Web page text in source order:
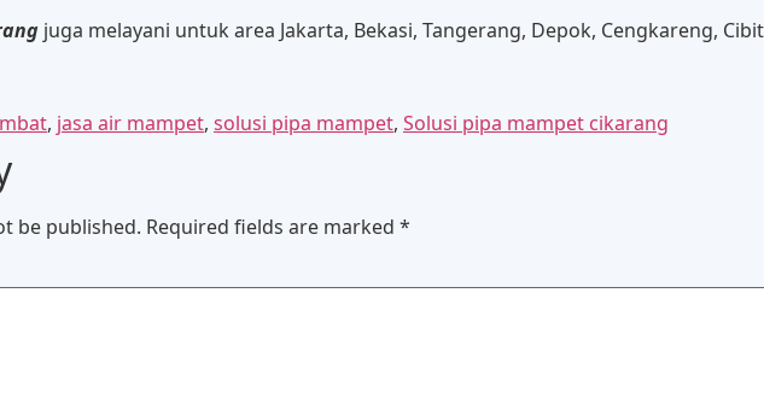
juga melayani untuk area Jakarta, Bekasi, Tangerang, Depok, Cengkareng,
, jasa air mampet, solusi pipa mampet, Solusi pipa mampet cikarang
be published. Required fields are marked *